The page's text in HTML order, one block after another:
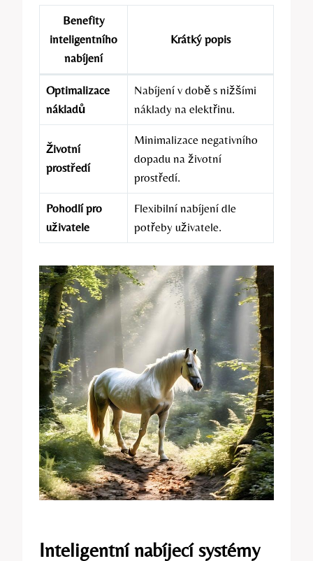
Benefity
inteligentního
nabíjení
Krátký popis
Optimalizace
nákladů
Nabíjení v době s nižšími
náklady na elektřinu.
Životní
prostředí
Minimalizace negativního
dopadu na životní
prostředí.
Pohodlí pro
uživatele
Flexibilní nabíjení dle
potřeby uživatele.
Inteligentní nabíjecí systémy